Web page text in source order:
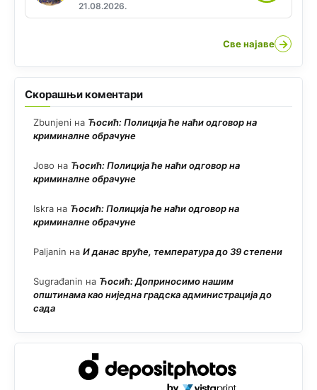
21.08.2026.
Све најаве →
Скорашњи коментари
Zbunjeni на Ћосић: Полиција ће наћи одговор на
криминалне обрачуне
Јово на Ћосић: Полиција ће наћи одговор на
криминалне обрачуне
Iskra на Ћосић: Полиција ће наћи одговор на
криминалне обрачуне
Paljanin на И данас вруће, температура до 39 степени
Sugrađanin на Ћосић: Доприносимо нашим
општинама као ниједна градска администрација до
сада